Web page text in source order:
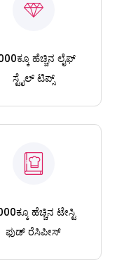
ಹೆಚ್ಚಿನ ಲೈಫ್
ಸ್ಟೈಲ್ ಟಿಪ್ಸ್
ಹೆಚ್ಚಿನ ಟೇಸ್ಟಿ
ಫುಡ್ ರೆಸಿಪೀಸ್